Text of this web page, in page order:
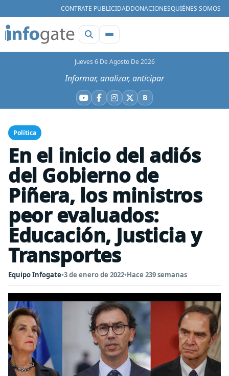
CONTRATE PUBLICIDADDONACIONESQUIÉNES SOMOS
Jueves 6 De Agosto De 2026
Informar, analizar, anticipar
YouTube
Facebook
Instagram
X BBluesky
Política
En el inicio del adiós
del Gobierno de
Piñera, los ministros
peor evaluados:
Educación, Justicia y
Transportes
Equipo Infogate•3 de enero de 2022•Hace 239 semanas